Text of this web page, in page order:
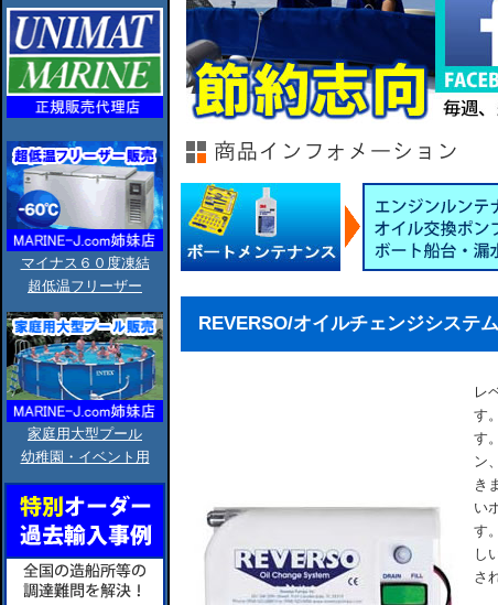
マイナス６０度凍結
超低温フリーザー
家庭用大型プール
幼稚園・イベント用
REVERSO/オイルチェンジシステ
レ
す
す
ン
き
い
す
し
さ